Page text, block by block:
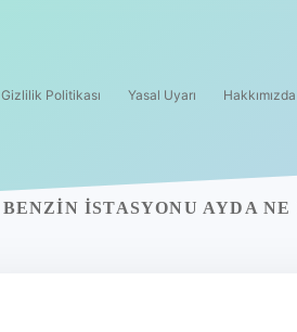
Gizlilik Politikası Yasal Uyarı Hakkımızda
BENZIN ISTASYONU AYDA